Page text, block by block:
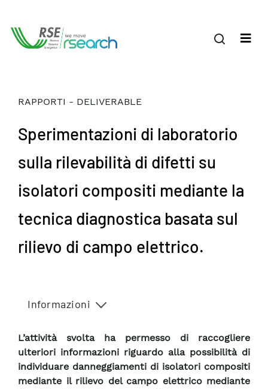
RAPPORTI - DELIVERABLE
Sperimentazioni di laboratorio
sulla rilevabilità di difetti su
isolatori compositi mediante la
tecnica diagnostica basata sul
rilievo di campo elettrico.
Informazioni
L’attività svolta ha permesso di raccogliere
ulteriori informazioni riguardo alla possibilità di
individuare danneggiamenti di isolatori compositi
mediante il rilievo del campo elettrico mediante